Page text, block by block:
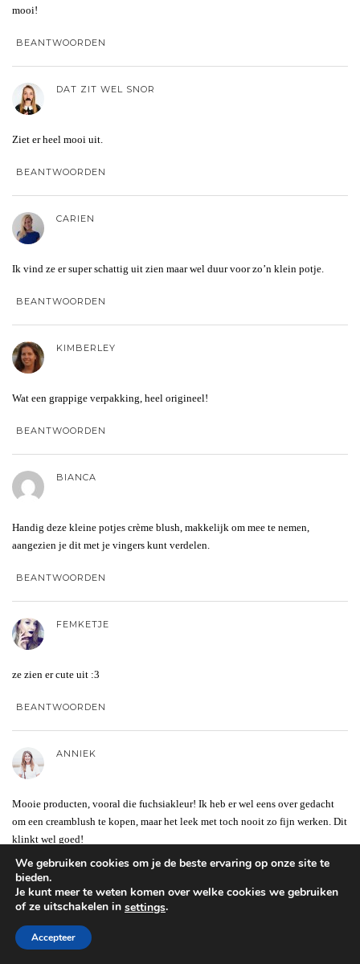
mooi!
BEANTWOORDEN
DAT ZIT WEL SNOR
Ziet er heel mooi uit.
BEANTWOORDEN
CARIEN
Ik vind ze er super schattig uit zien maar wel duur voor zo’n klein potje.
BEANTWOORDEN
KIMBERLEY
Wat een grappige verpakking, heel origineel!
BEANTWOORDEN
BIANCA
Handig deze kleine potjes crème blush, makkelijk om mee te nemen,
aangezien je dit met je vingers kunt verdelen.
BEANTWOORDEN
FEMKETJE
ze zien er cute uit :3
BEANTWOORDEN
ANNIEK
Mooie producten, vooral die fuchsiakleur! Ik heb er wel eens over gedacht
om een creamblush te kopen, maar het leek met toch nooit zo fijn werken. Dit
klinkt wel goed!
BEANTWOORDEN
We gebruiken cookies om je de beste ervaring op onze site te
bieden.
Je kunt meer te weten komen over welke cookies we gebruiken
of ze uitschakelen in settings.
Accepteer